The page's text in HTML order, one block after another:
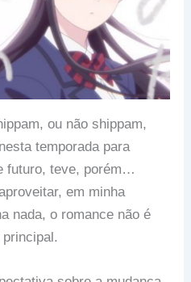
ou não shippam,
temporada para
futuro, teve, porém…
em minha
nada, o romance não é